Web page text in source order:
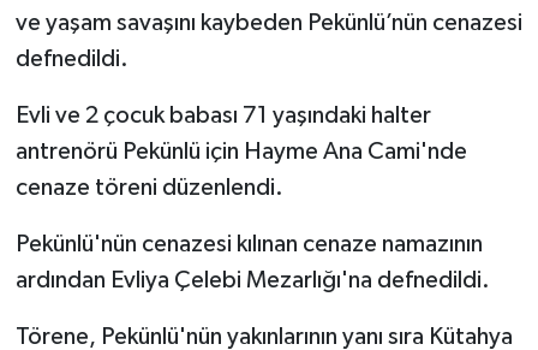
ve yaşam savaşını kaybeden Pekünlü’nün cenazesi
defnedildi.
Evli ve 2 çocuk babası 71 yaşındaki halter
antrenörü Pekünlü için Hayme Ana Cami'nde
cenaze töreni düzenlendi.
Pekünlü'nün cenazesi kılınan cenaze namazının
ardından Evliya Çelebi Mezarlığı'na defnedildi.
Törene, Pekünlü'nün yakınlarının yanı sıra Kütahya
Kütahya
Otomobil
Politika
Resmi İlan